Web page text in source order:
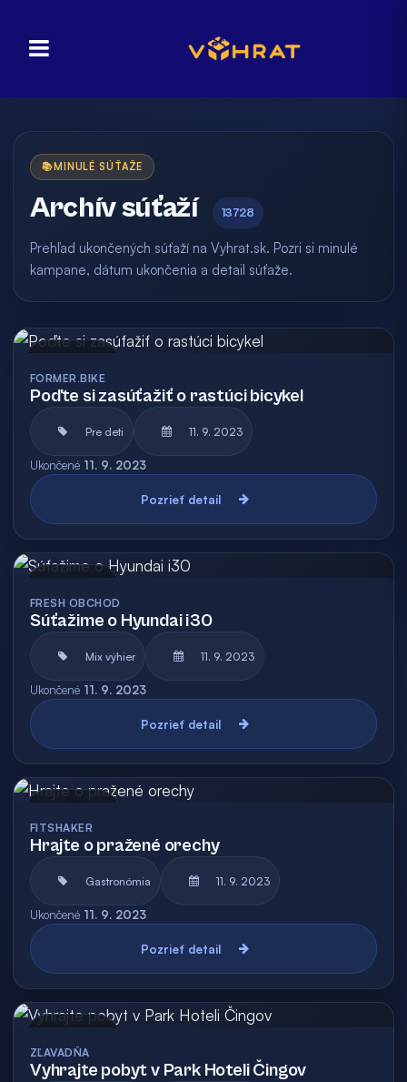
📚 MINULÉ SÚŤAŽE
Archív súťaží 13728
Prehľad ukončených súťaží na Vyhrat.sk. Pozri si minulé
kampane, dátum ukončenia a detail súťaže.
FORMER.BIKE
Poďte si zasúťažiť o rastúci bicykel
Pre deti 11. 9. 2023
Ukončené 11. 9. 2023
Pozrieť detail
FRESH OBCHOD
Súťažime o Hyundai i30
Mix výhier 11. 9. 2023
Ukončené 11. 9. 2023
Pozrieť detail
FITSHAKER
Hrajte o pražené orechy
Gastronómia 11. 9. 2023
Ukončené 11. 9. 2023
Pozrieť detail
ZĽAVADŇA
Vyhrajte pobyt v Park Hoteli Čingov